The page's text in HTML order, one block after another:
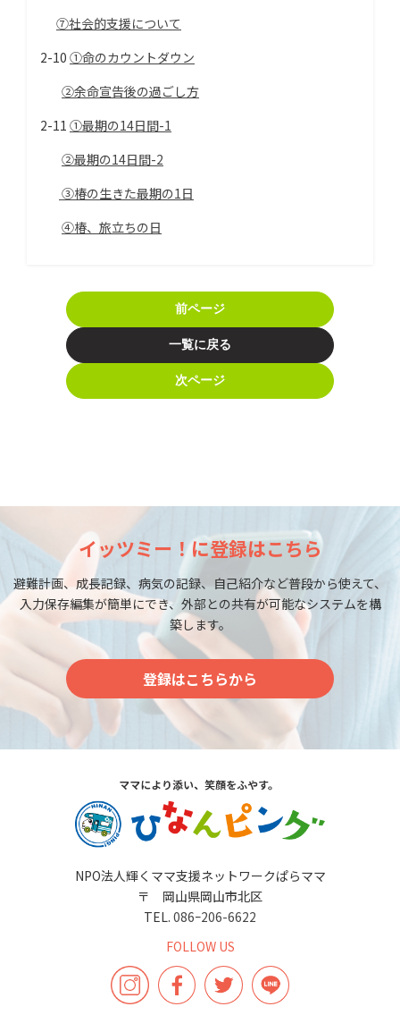
⑦社会的支援について
2-10 ①命のカウントダウン
②余命宣告後の過ごし方
2-11 ①最期の14日間-1
②最期の14日間-2
③椿の生きた最期の1日
④椿、旅立ちの日
前ページ
一覧に戻る
次ページ
イッツミー！に登録はこちら
避難計画、成長記録、病気の記録、自己紹介など普段から使えて、
入力保存編集が簡単にでき、外部との共有が可能なシステムを構
築します。
登録はこちらから
NPO法人輝くママ支援ネットワークぱらママ
〒 岡山県岡山市北区
TEL. 086ｰ206-6622
FOLLOW US